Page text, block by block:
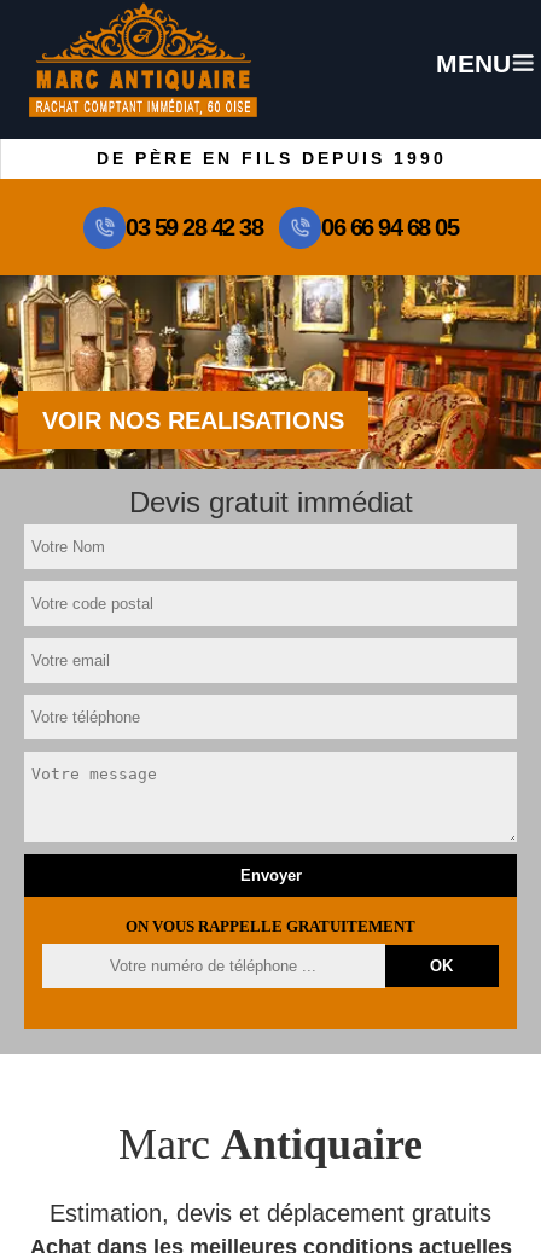
MENU
DE PÈRE EN FILS DEPUIS 1990
03 59 28 42 38 06 66 94 68 05
VOIR NOS REALISATIONS
Devis gratuit immédiat
ON VOUS RAPPELLE GRATUITEMENT
Marc Antiquaire
Estimation, devis et déplacement gratuits
Achat dans les meilleures conditions actuelles